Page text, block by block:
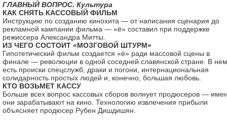
ГЛАВНЫЙ ВОПРОС. Культура
КАК СНЯТЬ КАССОВЫЙ ФИЛЬМ
Инструкцию по созданию кинохита — от написания сценария до
рекламной кампании фильма — «ё» составил при поддержке
режиссера Александра Митты.
ИЗ ЧЕГО СОСТОИТ «МОЗГОВОЙ ШТУРМ»
Гипотетический фильм создается «ё» ради массовой сцены в
финале — революции в одной соседней славянской стране. В нем
есть происки спецслужб, драки и погони, интернациональная
солидарность простых людей и, конечно, большая любовь.
КТО ВОЗЬМЕТ КАССУ
Больше всех вопрос кассовых сборов волнует продюсеров —
они зарабатывают на кино. Технологию извлечения прибыли
объясняет продюсер Рубен Дишдишян.